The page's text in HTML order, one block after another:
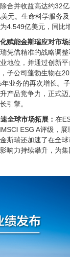
合并收益高达约32
元。生命科学服务
4.549亿美元，同比
赋能金斯瑞应对市场
凭借精准的战略调
地位，并通过创新
子公司蓬勃生物在
业务的再次增长。
产品竞争力，正式
引擎。
全球市场拓展： 在
ESG A评级，
斯瑞还加速了在全
响力持续攀升，为